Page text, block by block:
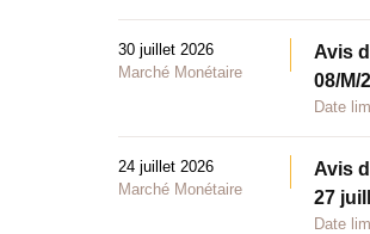
30 juillet 2026
Marché Monétaire
Avis
08/M/
Date
24 juillet 2026
Marché Monétaire
Avis
27
Date